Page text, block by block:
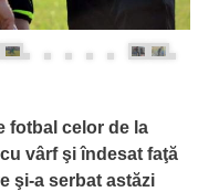
fotbal celor de la
vârf şi îndesat faţă
şi-a serbat astăzi